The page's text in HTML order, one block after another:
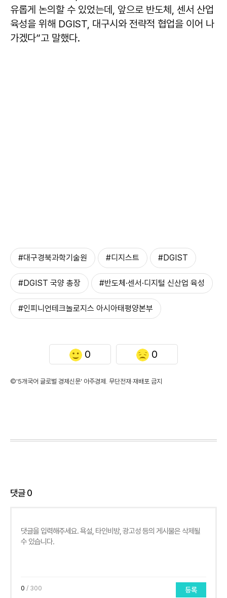
유롭게 논의할 수 있었는데, 앞으로 반도체, 센서 산업
육성을 위해 DGIST, 대구시와 전략적 협업을 이어 나
가겠다”고 말했다.
#대구경북과학기술원 #디지스트 #DGIST
#DGIST 국양 총장 #반도체·센서·디지털 신산업 육성
#인피니언테크놀로지스 아시아태평양본부
0 0
©'5개국어 글로벌 경제신문' 아주경제. 무단전재·재배포 금지
댓글0
0 / 300 등록